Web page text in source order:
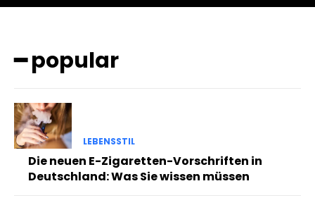
━ popular
LEBENSSTIL
Die neuen E-Zigaretten-Vorschriften in
Deutschland: Was Sie wissen müssen